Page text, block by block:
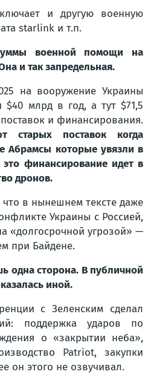
и другую военную
starlink и т.п.
военной помощи на
и так запредельная.
на вооружение Украины
$40 млрд в год, а тут $71,5
и финансирования.
старых поставок когда
Абрамсы которые увязли в
это финансирование идет в
дронов.
в нынешнем тексте даже
Украины с Россией,
«долгосрочной угрозой» —
при Байдене.
одна сторона. В публичной
иной.
с Зеленским сделал
поддержка ударов по
о «закрытии неба»,
Patriot, закупки
он этого не озвучивал.